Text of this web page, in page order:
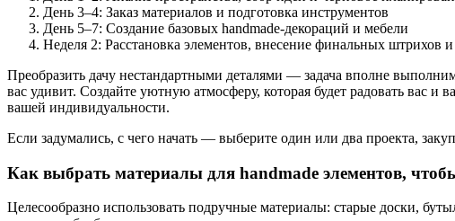
День 3–4: Заказ материалов и подготовка инструментов
День 5–7: Создание базовых handmade-декораций и мебели
Неделя 2: Расстановка элементов, внесение финальных штрихов
Преобразить дачу нестандартными деталями — задача вполне
вас удивит. Создайте уютную атмосферу, которая будет радовать вас
вашей индивидуальности.
Если задумались, с чего начать — выберите один или два проекта,
Как выбрать материалы для handmade элементов,
Целесообразно использовать подручные материалы: старые доски,